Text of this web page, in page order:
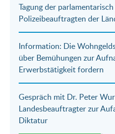
Mail
Tagung der
Polizeibeauftragten der
Information: Die
über Bemühungen zur
Erwerbstätigkeit fordern
Gespräch mit Dr. Peter
Landesbeauftragter zur
Diktatur